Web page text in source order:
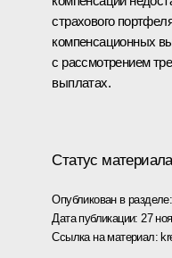
страхового
компенсационных
с рассмотрением
выплатах.
Статус материала
Опубликован в разделе:
Дата публикации: 27
Ссылка на материал: